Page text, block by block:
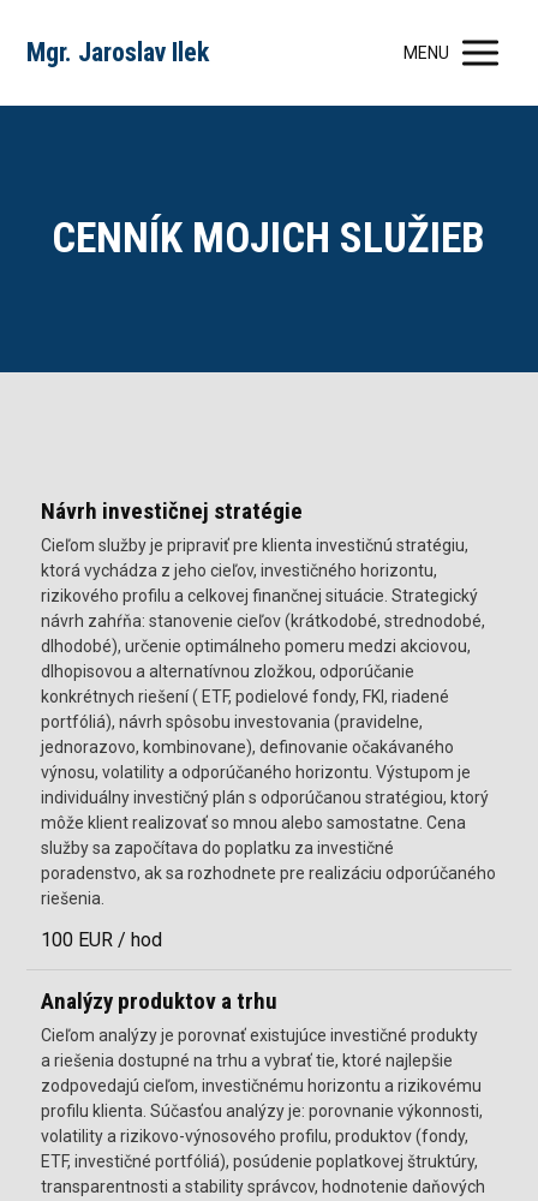
Mgr. Jaroslav Ilek MENU
CENNÍK MOJICH SLUŽIEB
Návrh investičnej stratégie
Cieľom služby je pripraviť pre klienta investičnú stratégiu,
ktorá vychádza z jeho cieľov, investičného horizontu,
rizikového profilu a celkovej finančnej situácie. Strategický
návrh zahŕňa: stanovenie cieľov (krátkodobé, strednodobé,
dlhodobé), určenie optimálneho pomeru medzi akciovou,
dlhopisovou a alternatívnou zložkou, odporúčanie
konkrétnych riešení ( ETF, podielové fondy, FKI, riadené
portfóliá), návrh spôsobu investovania (pravidelne,
jednorazovo, kombinovane), definovanie očakávaného
výnosu, volatility a odporúčaného horizontu. Výstupom je
individuálny investičný plán s odporúčanou stratégiou, ktorý
môže klient realizovať so mnou alebo samostatne. Cena
služby sa započítava do poplatku za investičné
poradenstvo, ak sa rozhodnete pre realizáciu odporúčaného
riešenia.
100 EUR / hod
Analýzy produktov a trhu
Cieľom analýzy je porovnať existujúce investičné produkty
a riešenia dostupné na trhu a vybrať tie, ktoré najlepšie
zodpovedajú cieľom, investičnému horizontu a rizikovému
profilu klienta. Súčasťou analýzy je: porovnanie výkonnosti,
volatility a rizikovo-výnosového profilu, produktov (fondy,
ETF, investičné portfóliá), posúdenie poplatkovej štruktúry,
transparentnosti a stability správcov, hodnotenie daňových